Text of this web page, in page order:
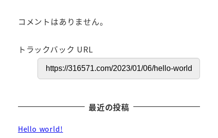
コメントはありません。
トラックバック URL
最近の投稿
Hello world!